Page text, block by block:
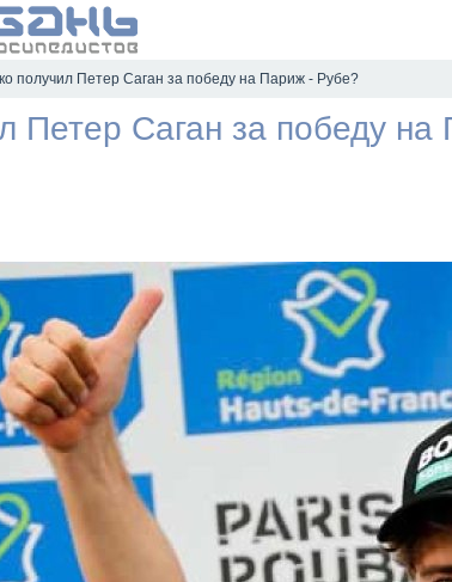
получил Петер Саган за победу на Париж - Рубе?
Петер Саган за победу